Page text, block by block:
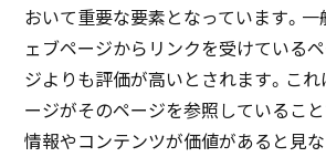
おいて重要な要素となっています。一
ェブページからリンクを受けている
ジよりも評価が高いとされます。これ
ージがそのページを参照しているこ
情報やコンテンツが価値があると見